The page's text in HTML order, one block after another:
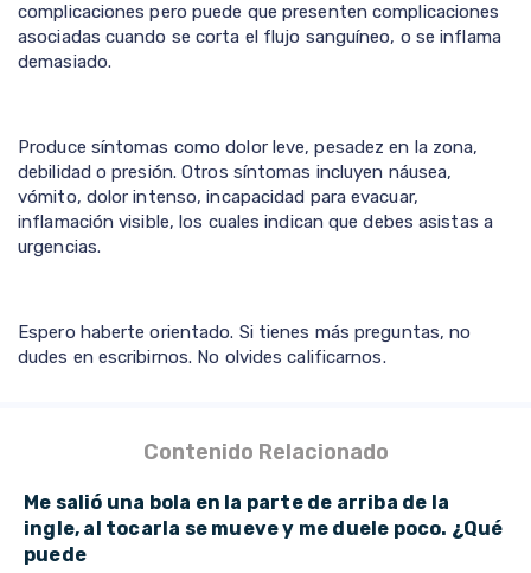
complicaciones pero puede que presenten complicaciones
asociadas cuando se corta el flujo sanguíneo, o se inflama
demasiado.
Produce síntomas como dolor leve, pesadez en la zona,
debilidad o presión. Otros síntomas incluyen náusea,
vómito, dolor intenso, incapacidad para evacuar,
inflamación visible, los cuales indican que debes asistas a
urgencias.
Espero haberte orientado. Si tienes más preguntas, no
dudes en escribirnos. No olvides calificarnos.
Contenido Relacionado
Me salió una bola en la parte de arriba de la
ingle, al tocarla se mueve y me duele poco. ¿Qué
puede